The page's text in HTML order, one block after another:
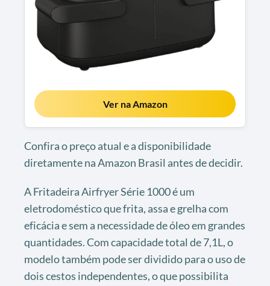
Ver na Amazon
Confira o preço atual e a disponibilidade
diretamente na Amazon Brasil antes de decidir.
A Fritadeira Airfryer Série 1000 é um
eletrodoméstico que frita, assa e grelha com
eficácia e sem a necessidade de óleo em grandes
quantidades. Com capacidade total de 7,1L, o
modelo também pode ser dividido para o uso de
dois cestos independentes, o que possibilita